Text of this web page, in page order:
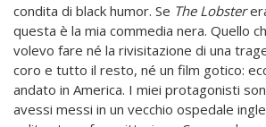
condita di black humor. Se The Lobster
questa è la mia commedia nera. Quello
volevo fare né la rivisitazione di una
coro e tutto il resto, né un film gotico:
andato in America. I miei protagonisti
avessi messi in un vecchio ospedale